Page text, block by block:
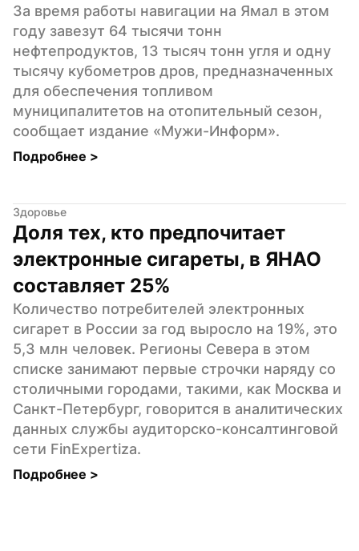
За время работы навигации на Ямал в этом
году завезут 64 тысячи тонн
нефтепродуктов, 13 тысяч тонн угля и одну
тысячу кубометров дров, предназначенных
для обеспечения топливом
муниципалитетов на отопительный сезон,
сообщает издание «Мужи-Информ».
Подробнее >
Здоровье
Доля тех, кто предпочитает
электронные сигареты, в ЯНАО
составляет 25%
Количество потребителей электронных
сигарет в России за год выросло на 19%, это
5,3 млн человек. Регионы Севера в этом
списке занимают первые строчки наряду со
столичными городами, такими, как Москва и
Санкт-Петербург, говорится в аналитических
данных службы аудиторско-консалтинговой
сети FinExpertiza.
Подробнее >